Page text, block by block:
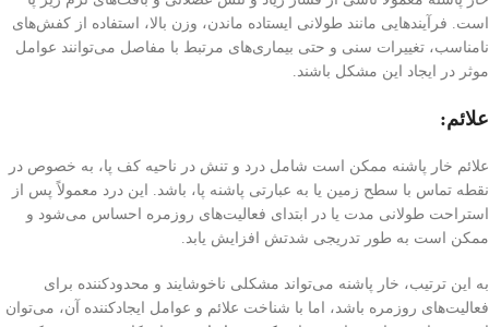
است. فرآیندهایی مانند طولانی ایستاده ماندن، وزن بالا، استفاده از کفش‌های
نامناسب، تغییرات سنی و حتی بیماری‌های مرتبط با مفاصل می‌توانند عوامل
موثر در ایجاد این مشکل باشند.
علائم:
علائم خار پاشنه ممکن است شامل درد و تنش در ناحیه کف پا، به خصوص در
نقطه تماس با سطح زمین یا به عبارتی پاشنه پا، باشد. این درد معمولاً پس از
استراحت طولانی مدت یا در ابتدای فعالیت‌های روزمره احساس می‌شود و
ممکن است به طور تدریجی شدتش افزایش یابد.
به این ترتیب، خار پاشنه می‌تواند مشکلی ناخوشایند و محدودکننده برای
فعالیت‌های روزمره باشد، اما با شناخت علائم و عوامل ایجادکننده آن، می‌توان